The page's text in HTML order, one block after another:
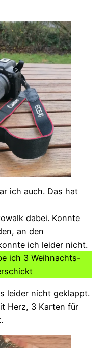
ich auch. Das hat
dabei. Konnte
an den
ich leider nicht.
ich 3 Weihnachts-
leider nicht geklappt.
Herz, 3 Karten für